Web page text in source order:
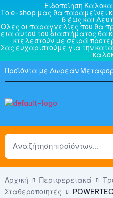
Ειδοποίηση
Το e-shop μας θα παραμείνει
6 έως και
Όλες οι παραγγελίες που θα
εια αυτού του διαστήματος θα
κτελεστούν με σειρά
Σας ευχαριστούμε για την
Προϊόντα με Δωρεάν
Αρχική Περιφερειακά
Σταθεροποιητές